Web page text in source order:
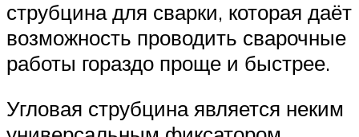
струбцина для сварки, которая даёт
возможность проводить сварочные
работы гораздо проще и быстрее.
Угловая струбцина является неким